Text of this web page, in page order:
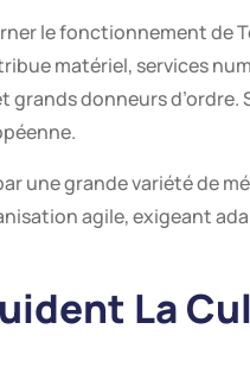
le fonctionnement de
matériel, services
donneurs
une grande variété de
agile, exigeant
La